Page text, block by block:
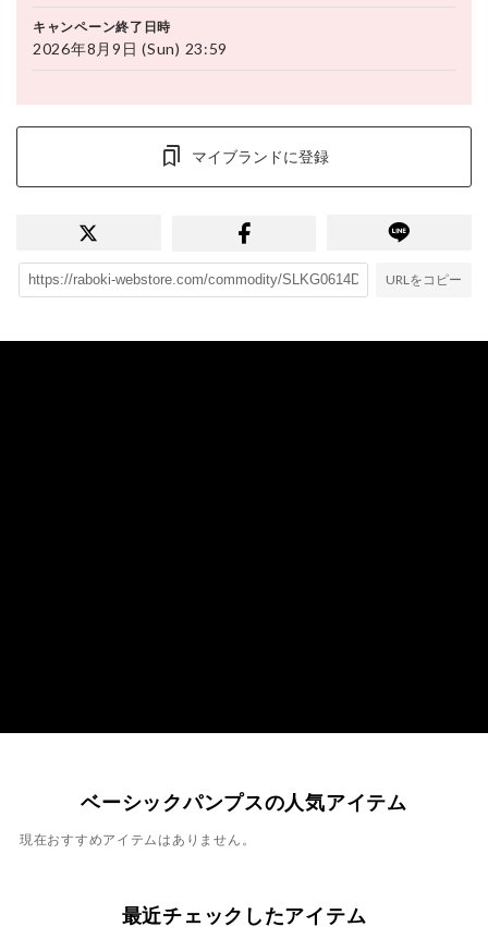
キャンペーン終了日時
2026年8月9日 (Sun) 23:59
マイブランドに登録
URLをコピー
ベーシックパンプスの人気アイテム
現在おすすめアイテムはありません。
最近チェックしたアイテム